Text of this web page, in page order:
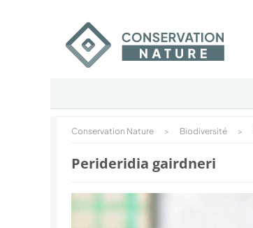
Conservation Nature > Biodiversité >
Perideridia gairdneri